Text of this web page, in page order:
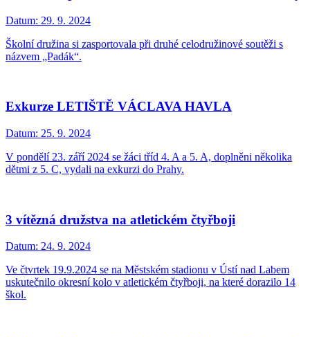
Datum: 29. 9. 2024
Školní družina si zasportovala při druhé celodružinové soutěži s
názvem „Padák“.
Exkurze LETIŠTĚ VÁCLAVA HAVLA
Datum: 25. 9. 2024
V pondělí 23. září 2024 se žáci tříd 4. A a 5. A, doplněni několika
dětmi z 5. C, vydali na exkurzi do Prahy.
3 vítězná družstva na atletickém čtyřboji
Datum: 24. 9. 2024
Ve čtvrtek 19.9.2024 se na Městském stadionu v Ústí nad Labem
uskutečnilo okresní kolo v atletickém čtyřboji, na které dorazilo 14
škol.